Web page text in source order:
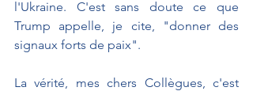
l'Ukraine. C'est sans doute ce que
Trump appelle, je cite, "donner des
signaux forts de paix".
La vérité, mes chers Collègues, c'est